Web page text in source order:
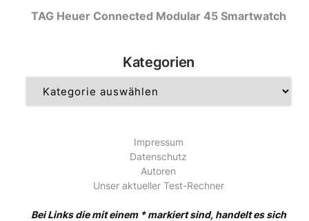
TAG Heuer Connected Modular 45 Smartwatch
Kategorien
Impressum
Datenschutz
Autoren
Unser aktueller Test-Rechner
Bei Links die mit einem * markiert sind, handelt es sich